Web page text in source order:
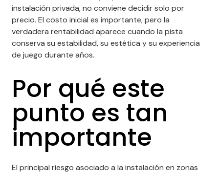
instalación privada, no conviene decidir solo por
precio. El costo inicial es importante, pero la
verdadera rentabilidad aparece cuando la pista
conserva su estabilidad, su estética y su experiencia
de juego durante años.
Por qué este
punto es tan
importante
El principal riesgo asociado a la instalación en zonas